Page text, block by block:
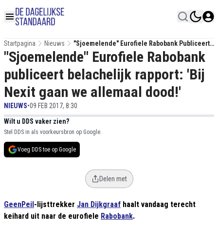
Startpagina Nieuws
"Sjoemelende" Eurofiele Rabobank Publiceert
Belachelijk Rapport: 'Bij Nexit Gaan We
Allemaal Dood!'
"Sjoemelende" Eurofiele Rabobank
publiceert belachelijk rapport: 'Bij
Nexit gaan we allemaal dood!'
NIEUWS•09 FEB 2017, 8:30
Wilt u DDS vaker zien?
Stel DDS in als voorkeursbron op Google.
Voeg DDS toe op Google
Delen met
GeenPeil -lijsttrekker Jan Dijkgraaf haalt vandaag terecht
keihard uit naar de eurofiele Rabobank.